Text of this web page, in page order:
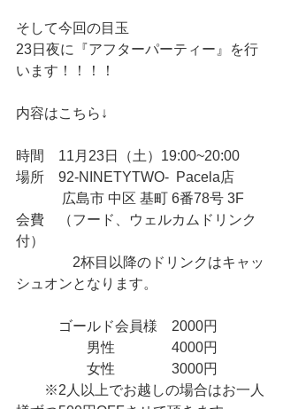
そして今回の目玉
23日夜に『アフターパーティー』を行
います！！！！
内容はこちら↓
時間　11月23日（土）19:00~20:00
場所　92-NINETYTWO-  Pacela店
広島市 中区 基町 6番78号 3F
会費　（フード、ウェルカムドリンク
付）
2杯目以降のドリンクはキャッ
シュオンとなります。
ゴールド会員様　2000円
男性　　　　4000円
女性　　　　3000円
※2人以上でお越しの場合はお一人